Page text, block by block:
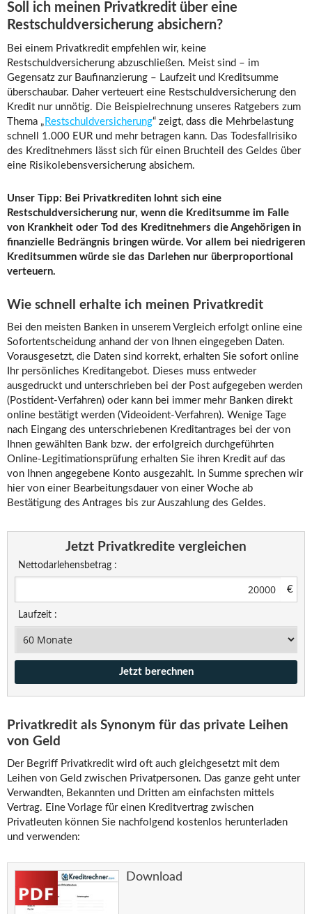
Soll ich meinen Privatkredit über eine
Restschuldversicherung absichern?
Bei einem Privatkredit empfehlen wir, keine
Restschuldversicherung abzuschließen. Meist sind – im
Gegensatz zur Baufinanzierung – Laufzeit und Kreditsumme
überschaubar. Daher verteuert eine Restschuldversicherung den
Kredit nur unnötig. Die Beispielrechnung unseres Ratgebers zum
Thema „ Restschuldversicherung“ zeigt, dass die Mehrbelastung
schnell 1.000 EUR und mehr betragen kann. Das Todesfallrisiko
des Kreditnehmers lässt sich für einen Bruchteil des Geldes über
eine Risikolebensversicherung absichern.
Unser Tipp: Bei Privatkrediten lohnt sich eine
Restschuldversicherung nur, wenn die Kreditsumme im Falle
von Krankheit oder Tod des Kreditnehmers die Angehörigen in
finanzielle Bedrängnis bringen würde. Vor allem bei niedrigeren
Kreditsummen würde sie das Darlehen nur überproportional
verteuern.
Wie schnell erhalte ich meinen Privatkredit
Bei den meisten Banken in unserem Vergleich erfolgt online eine
Sofortentscheidung anhand der von Ihnen eingegeben Daten.
Vorausgesetzt, die Daten sind korrekt, erhalten Sie sofort online
Ihr persönliches Kreditangebot. Dieses muss entweder
ausgedruckt und unterschrieben bei der Post aufgegeben werden
(Postident-Verfahren) oder kann bei immer mehr Banken direkt
online bestätigt werden (Videoident-Verfahren). Wenige Tage
nach Eingang des unterschriebenen Kreditantrages bei der von
Ihnen gewählten Bank bzw. der erfolgreich durchgeführten
Online-Legitimationsprüfung erhalten Sie ihren Kredit auf das
von Ihnen angegebene Konto ausgezahlt. In Summe sprechen wir
hier von einer Bearbeitungsdauer von einer Woche ab
Bestätigung des Antrages bis zur Auszahlung des Geldes.
Jetzt Privatkredite vergleichen
Nettodarlehensbetrag :
€
Laufzeit :
Privatkredit als Synonym für das private Leihen
von Geld
Der Begriff Privatkredit wird oft auch gleichgesetzt mit dem
Leihen von Geld zwischen Privatpersonen. Das ganze geht unter
Verwandten, Bekannten und Dritten am einfachsten mittels
Vertrag. Eine Vorlage für einen Kreditvertrag zwischen
Privatleuten können Sie nachfolgend kostenlos herunterladen
und verwenden:
Download